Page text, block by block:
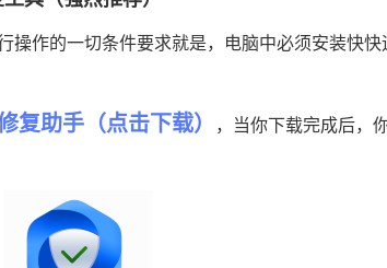
操作的一切条件要求就是，电脑中必须安装快快
复助手（点击下载）
，当你下载完成后，